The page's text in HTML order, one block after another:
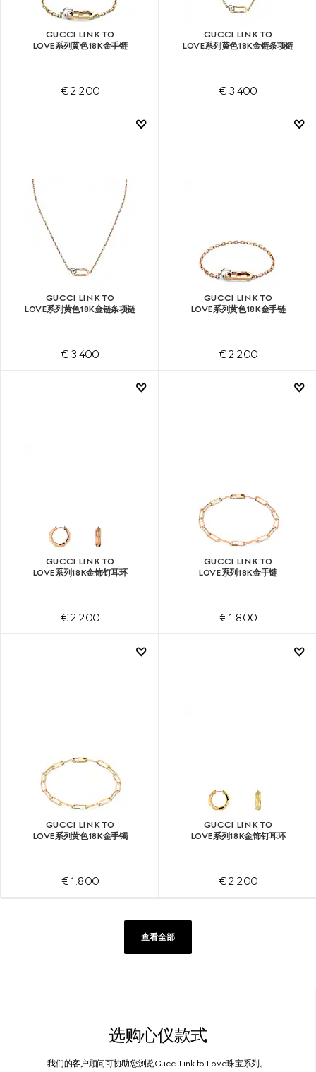
GUCCI LINK TO
LOVE系列黄色18K金手链
€ 2.200
GUCCI LINK TO
LOVE系列黄色18K金链条项链
€ 3.400
GUCCI LINK TO
LOVE系列黄色18K金链条项链
€ 3.400
GUCCI LINK TO
LOVE系列黄色18K金手链
€ 2.200
GUCCI LINK TO
LOVE系列18K金饰钉耳环
€ 2.200
GUCCI LINK TO
LOVE系列18K金手链
€ 1.800
GUCCI LINK TO
LOVE系列黄色18K金手镯
€ 1.800
GUCCI LINK TO
LOVE系列18K金饰钉耳环
€ 2.200
查看全部
选购心仪款式
我们的客户顾问可协助您浏览Gucci Link to Love珠宝系列。